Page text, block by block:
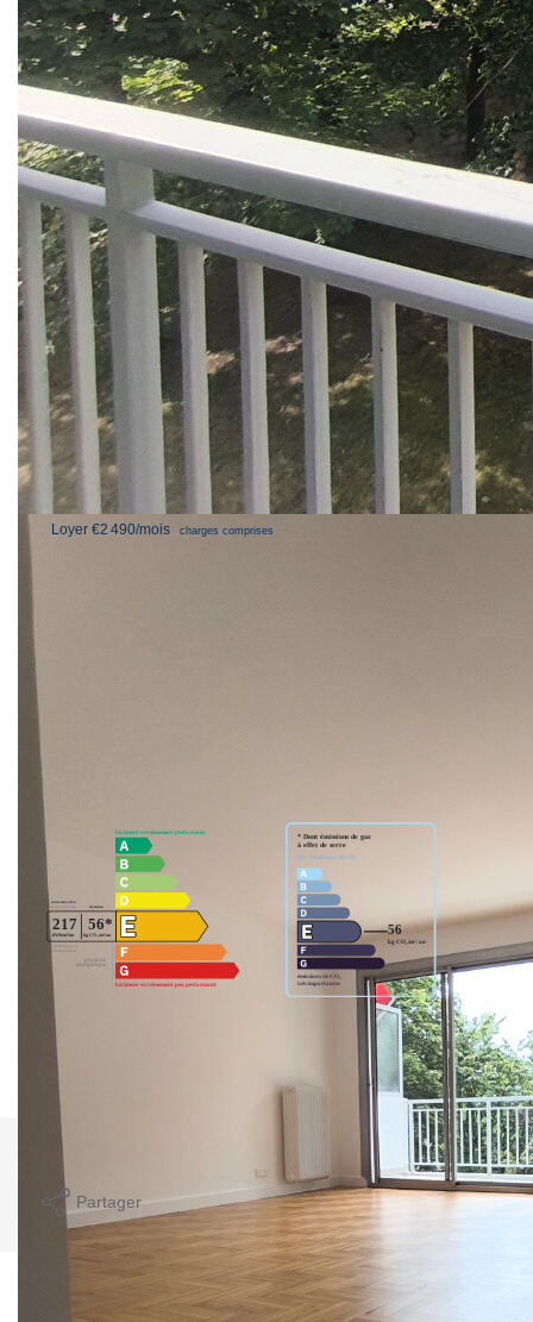
avec vue sur les espaces verts de la copropriété, une salle
à manger avec passe-plats vers la cuisine entièrement
meublée et semi équipée (plaques et hotte neuves -
emplacements pour four et pour lave-vaisselle), un
dégagement avec nombreux placards, 3 chambres
chacune disposant d'un placard, une salle de bains avec
emplacement machine à laver et sèche serviettes, un wc
indépendant avec lave-mains (et ballon).
Chauffage collectif - eau chaude individuelle électrique.
Double vitrage, fibre optique, parquet massif.
Au sous-sol, une grande cave privative sol ciment (8m²), et
des espaces communs contenant le local poubelles et un
local vélos (accessibles par l'extérieur également).
A l'extérieur, un grand box de plain-pied.
Loyer €2 490/mois charges comprises
Diagnostics énergétiques
Montant estimé des dépenses annuelles d'énergie pour un
usage standard entre 2540€ et 3480€. indexées aux années
2021,2022 et 2023 (abonnement compris).
Partager Calculer mon budget
Ce bien est soumis à un diagnostic ERP (État